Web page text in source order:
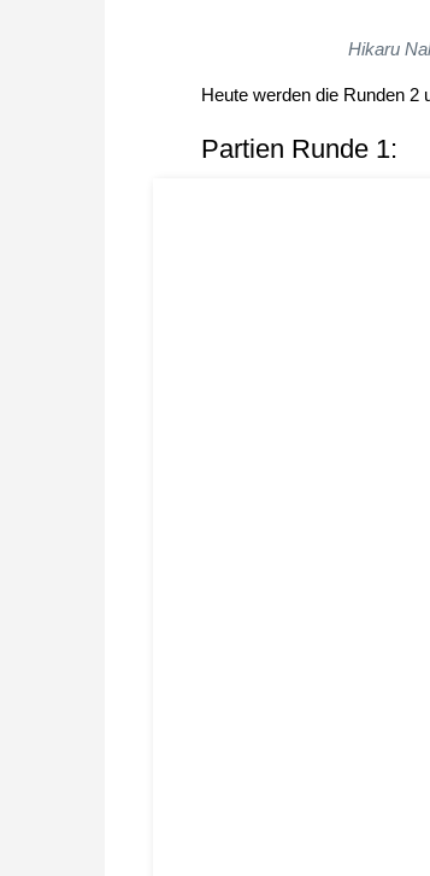
Hikaru
Heute werden die Runden 2
Partien Runde 1: